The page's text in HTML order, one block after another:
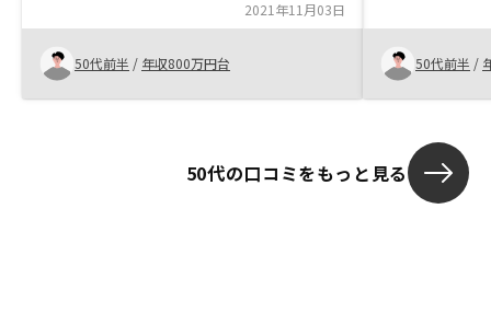
2021年11月03日
50代前半 / 年収800万円台
た事 ・生命保
と な
50代前半 /
50代の口コミをもっと見る